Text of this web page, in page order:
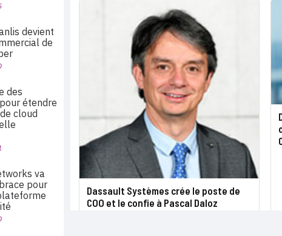
Dassault Systèmes crée le poste de
COO et le confie à Pascal Daloz
devient
de
des
étendre
cloud
va
pour